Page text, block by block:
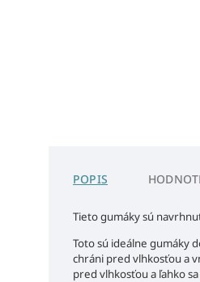
POPIS
Tieto gumáky sú
Toto sú ideálne gumáky
chráni pred vlhkosťou a
pred vlhkosťou a ľahko